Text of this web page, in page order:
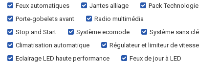
Feux automatiques
Jantes alliage
Pack Technologie
Porte-gobelets avant
Radio multimédia
Stop and Start
Système ecomode
Système sans clé
Climatisation automatique
Régulateur et limiteur de vitesse
Eclairage LED haute performance
Feux de jour à LED